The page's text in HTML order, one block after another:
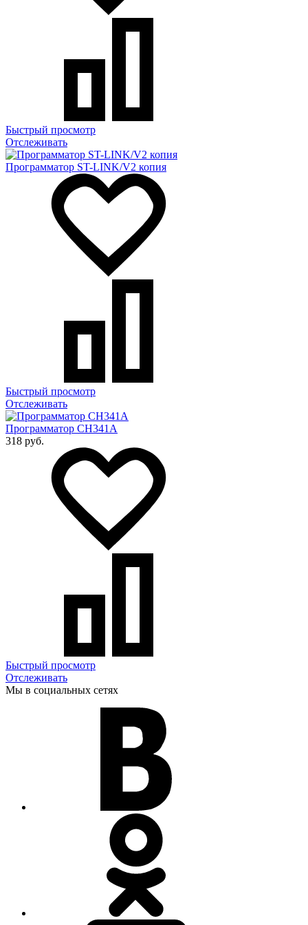
Быстрый просмотр
Отслеживать
Программатор ST-LINK/V2 копия
Быстрый просмотр
Отслеживать
Программатор CH341A
318 руб.
Быстрый просмотр
Отслеживать
Мы в социальных сетях